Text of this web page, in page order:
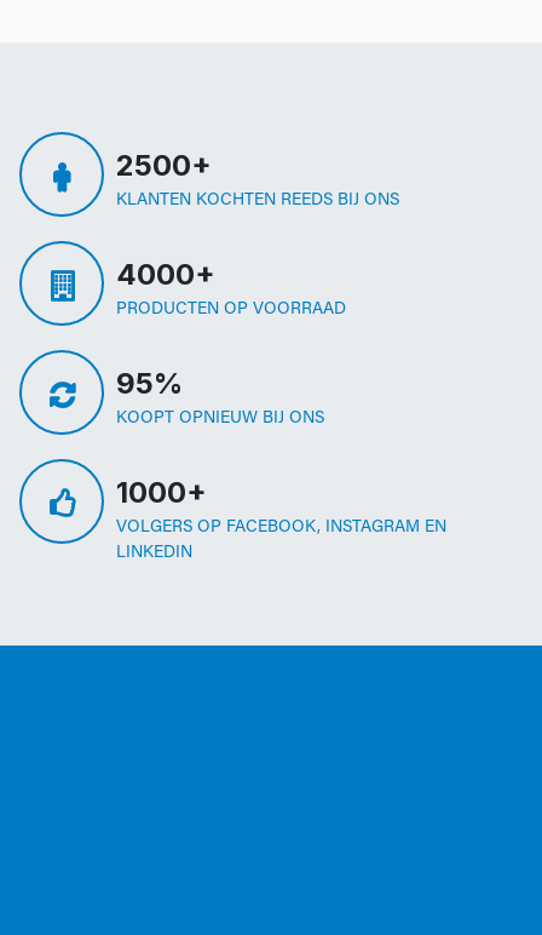
2500+
KLANTEN KOCHTEN REEDS BIJ ONS
4000+
PRODUCTEN OP VOORRAAD
95%
KOOPT OPNIEUW BIJ ONS
1000+
VOLGERS OP FACEBOOK, INSTAGRAM EN
LINKEDIN